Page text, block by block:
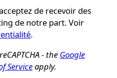
de recevoir des
de notre part. Voir
.
- the Google
Serviceapply.